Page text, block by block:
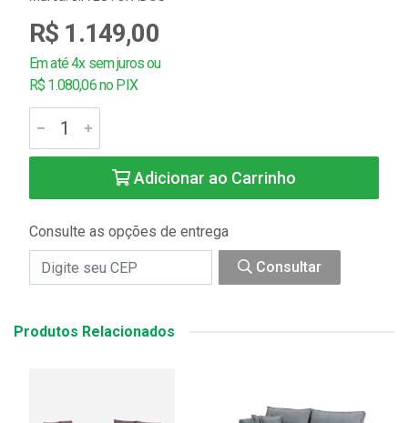
R$ 1.149,00
Em até 4x sem juros ou
R$ 1.080,06 no PIX
Adicionar ao Carrinho
Consulte as opções de entrega
Consultar
Produtos Relacionados